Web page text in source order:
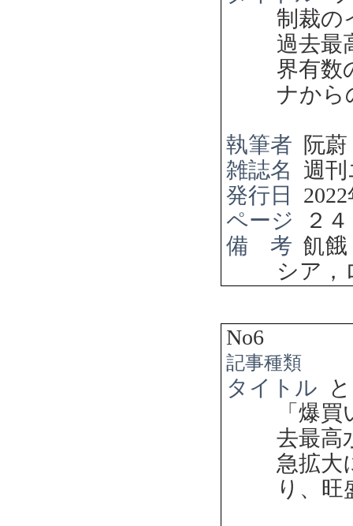
制裁
過去
界有数
ナから
執筆者 阮蔚
雑誌名
週
発行日
2022
ページ
２
備 考 飢
シア，
No6
記事種類
タイトル
「爆
去最
急拡大
り、